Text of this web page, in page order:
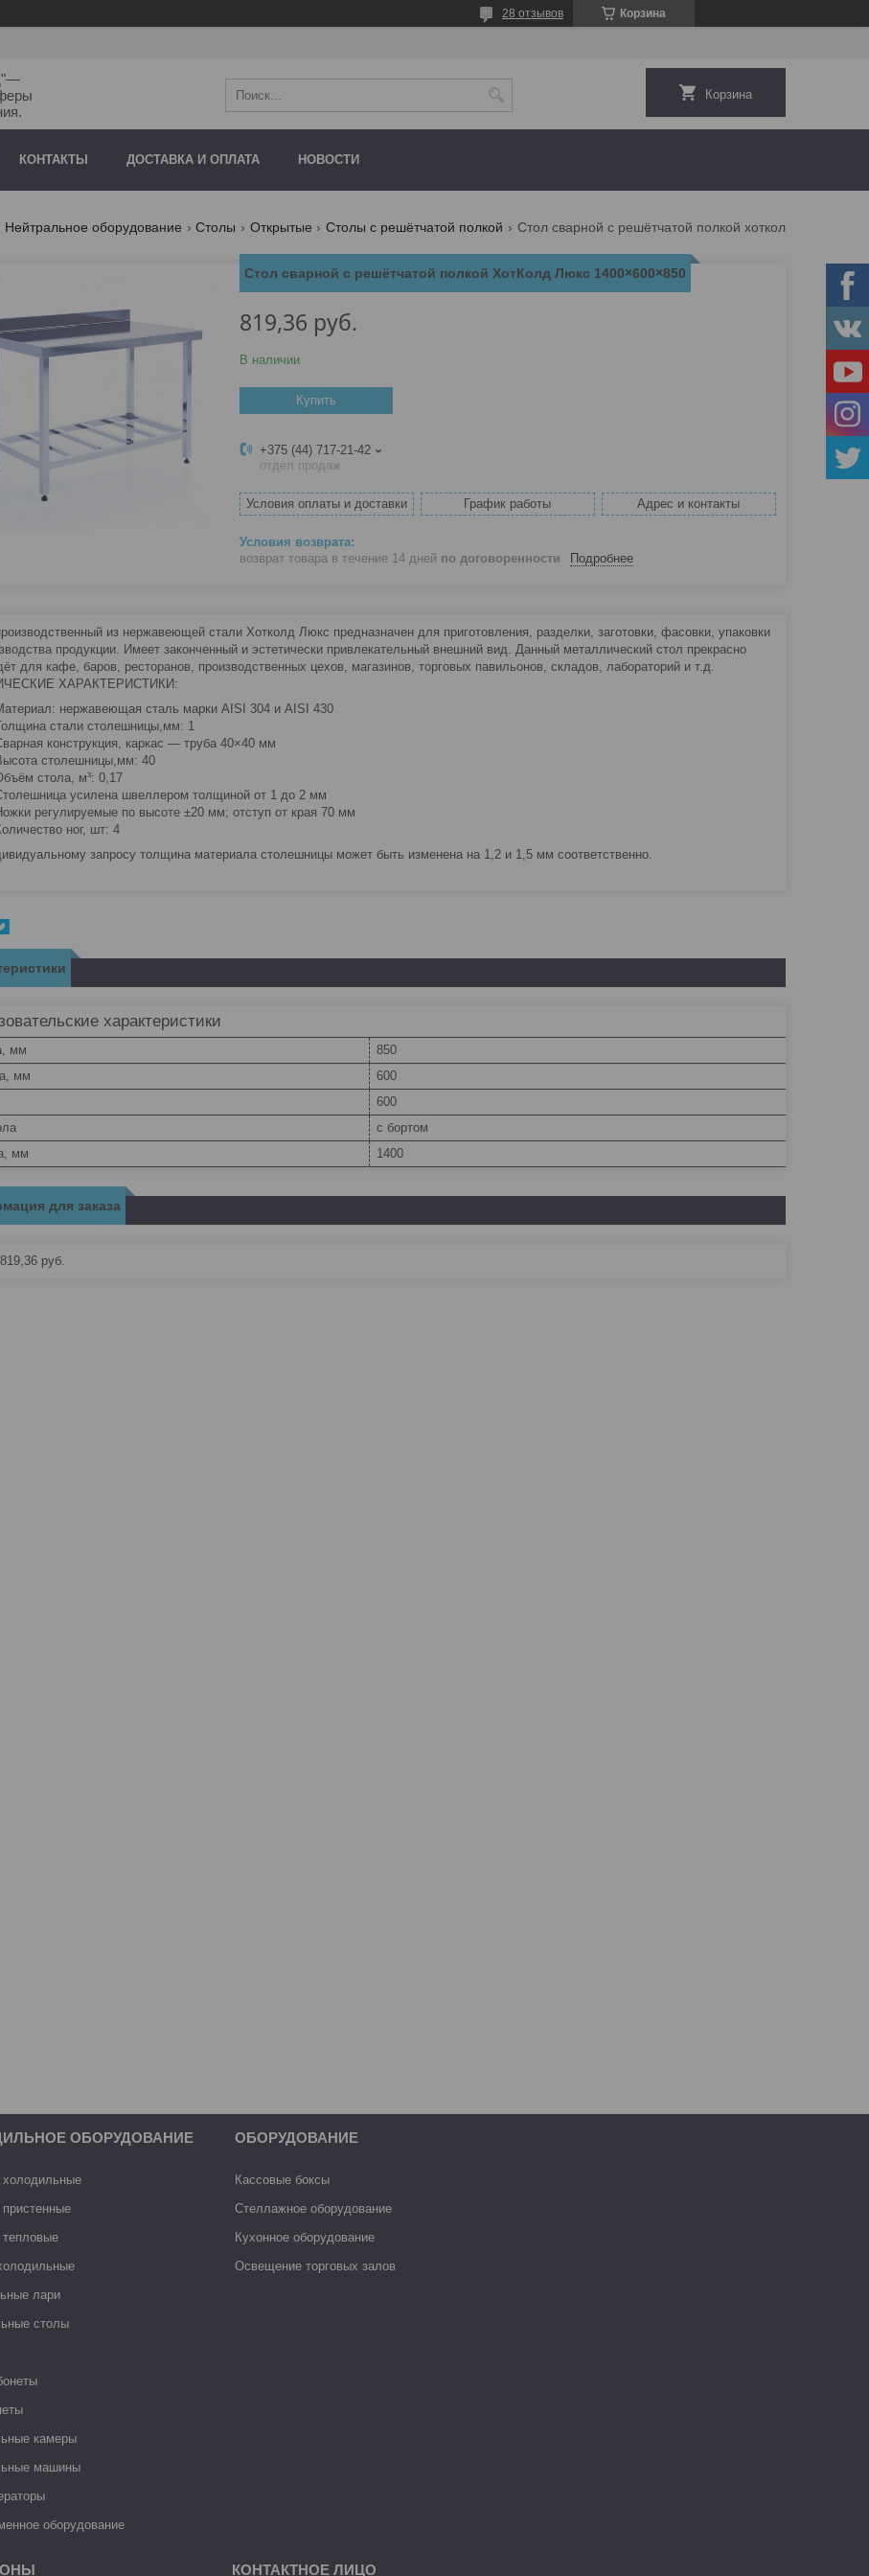
Корзина
28 отзывов
Корзина
КОНТАКТЫ ДОСТАВКА И ОПЛАТА НОВОСТИ
Нейтральное оборудование Столы Открытые Столы с решётчатой полкой
Стол сварной с решётчатой полкой ХотКолд Люкс 1400×600×850
819,36 руб.
В наличии
Купить
+375 (44) 717-21-42
отдел продаж
Условия оплаты и доставки График работы Адрес и контакты
возврат товара в течение 14 дней по договоренности Подробнее
из нержавеющей стали Хотколд Люкс предназначен для приготовления, разделки, заготовки, фасовки, упаковки
продукции. Имеет законченный и эстетически привлекательный внешний вид. Данный металлический стол прекрасно
для кафе, баров, ресторанов, производственных цехов, магазинов, торговых павильонов, складов, лабораторий и т.д.
ХАРАКТЕРИСТИКИ:
нержавеющая сталь марки AISI 304 и AISI 430
стали столешницы,мм: 1
конструкция, каркас — труба 40×40 мм
столешницы,мм: 40
стола, м³: 0,17
усилена швеллером толщиной от 1 до 2 мм
регулируемые по высоте ±20 мм; отступ от края 70 мм
ног, шт: 4
запросу толщина материала столешницы может быть изменена на 1,2 и 1,5 мм соответственно.
характеристики
мм
850
мм
600
600
с бортом
мм
1400
для заказа
819,36 руб.
ОБОРУДОВАНИЕ
холодильные
лари
столы
камеры
машины
оборудование
ОБОРУДОВАНИЕ
Кассовые боксы
Стеллажное оборудование
Кухонное оборудование
Освещение торговых залов